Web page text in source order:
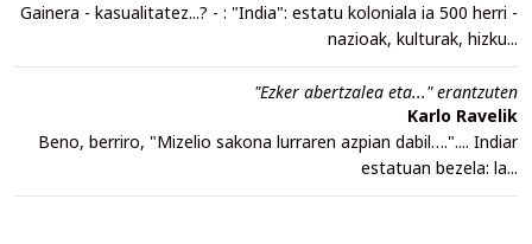
Gainera - kasualitatez...? - : "India": estatu koloniala ia 500 herri -
nazioak, kulturak, hizku...
"Ezker abertzalea eta..." erantzuten
Karlo Ravelik
Beno, berriro, "Mizelio sakona lurraren azpian dabil….".... Indiar
estatuan bezela: la...